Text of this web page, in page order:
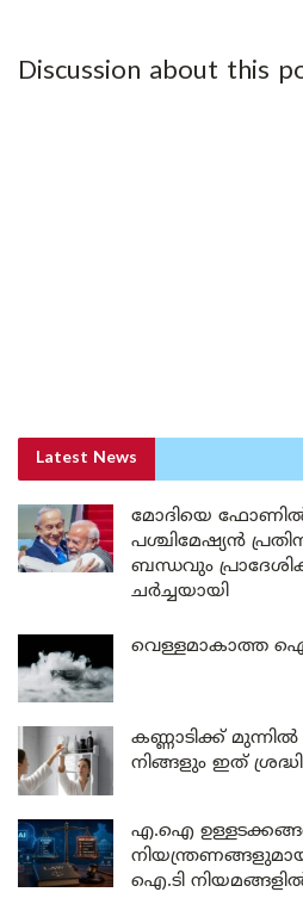
Discussion about this
Latest News
മോദിയെ ഫോണിൽ
പശ്ചിമേഷ്യൻ
ബന്ധവും
ചർച്ചയായി
വെള്ളമാകാത്ത
കണ്ണാടിക്ക്
നിങ്ങളും ഇത്
എ.ഐ
ഐ.ടി